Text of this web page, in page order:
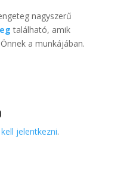
nagyszerű
található, amik
a munkájában.
jelentkezni.